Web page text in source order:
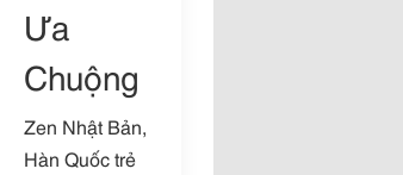
Ưa
Chuộng
Zen Nhật Bản,
Hàn Quốc trẻ